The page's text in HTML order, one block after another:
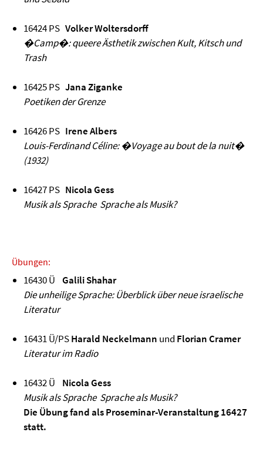
16424 PS Volker Woltersdorff
�Camp�: queere Ästhetik zwischen Kult, Kitsch und
Trash
16425 PS Jana Ziganke
Poetiken der Grenze
16426 PS Irene Albers
Louis-Ferdinand Céline: �Voyage au bout de la nuit�
(1932)
16427 PS Nicola Gess
Musik als Sprache Sprache als Musik?
Übungen:
16430 Ü Galili Shahar
Die unheilige Sprache: Überblick über neue israelische
Literatur
16431 Ü/PSHarald Neckelmann und Florian Cramer
Literatur im Radio
16432 Ü Nicola Gess
Musik als Sprache Sprache als Musik?
Die Übung fand als Proseminar-Veranstaltung 16427
statt.